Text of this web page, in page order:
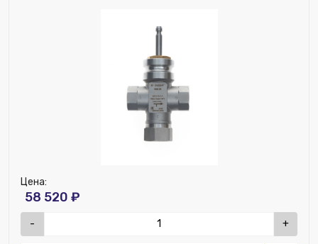
Возможность установки термодатчика:
Цена:
58 520 ₽
- +